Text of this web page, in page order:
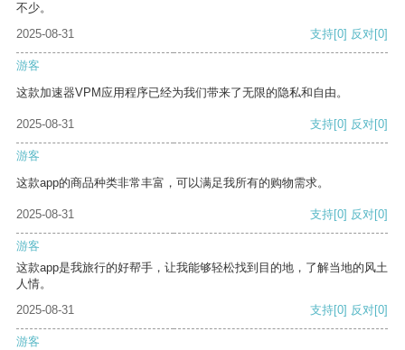
不少。
2025-08-31
支持[0] 反对[0]
游客
这款加速器VPM应用程序已经为我们带来了无限的隐私和自由。
2025-08-31 支持[0] 反对[0]
游客
这款app的商品种类非常丰富，可以满足我所有的购物需求。
2025-08-31 支持[0] 反对[0]
游客
这款app是我旅行的好帮手，让我能够轻松找到目的地，了解当地的风土
人情。
2025-08-31
支持[0] 反对[0]
游客